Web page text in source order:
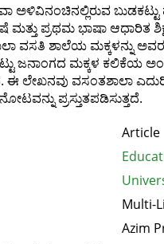
ಅಳಿವಿನಂಚಿನಲ್ಲಿರುವ
ಮತ್ತು ಪ್ರಥಮ ಭಾಷಾ
ವಸತಿ ಶಾಲೆಯ ಮಕ್ಕಳನ್ನು
ಜನಾಂಗದ ಮಕ್ಕಳ ಕಲಿಕೆಯ
ಈ ಲೇಖನವು ವಸಂತಶಾಲಾ
ಪ್ರಸ್ತುತಪಡಿಸುತ್ತದೆ.
Article
Multi-
Azim